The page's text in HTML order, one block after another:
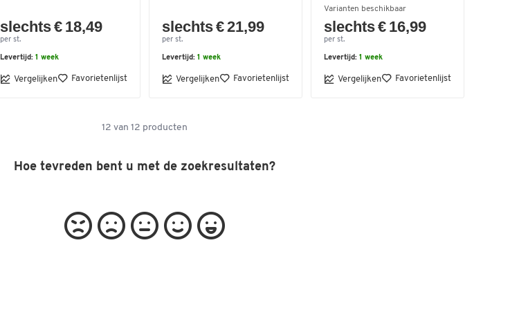
slechts € 18,49
per st.
Levertijd: 1 week
Vergelijken Favorietenlijst
slechts € 21,99
per st.
Levertijd: 1 week
Vergelijken Favorietenlijst
Varianten beschikbaar
slechts € 16,99
per st.
Levertijd: 1 week
Vergelijken Favorietenlijst
12 van 12 producten
Hoe tevreden bent u met de zoekresultaten?